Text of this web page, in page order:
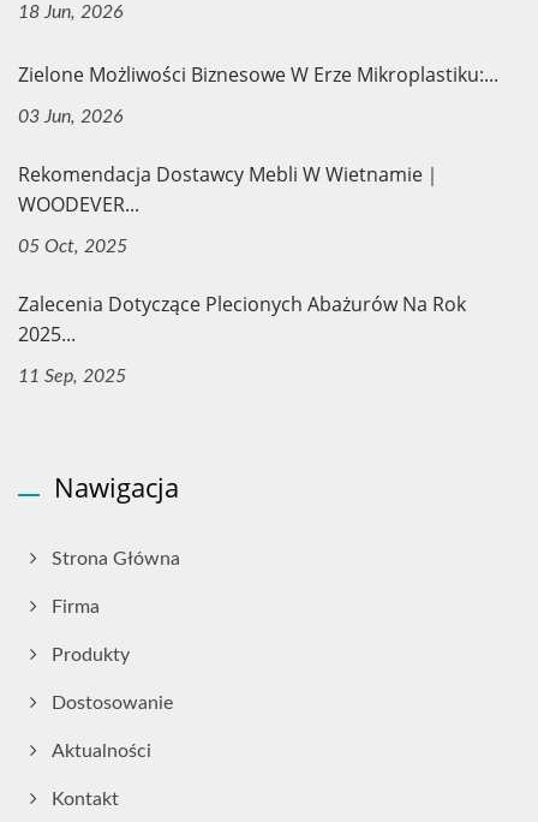
18 Jun, 2026
Zielone Możliwości Biznesowe W Erze Mikroplastiku:...
03 Jun, 2026
Rekomendacja Dostawcy Mebli W Wietnamie｜
WOODEVER...
05 Oct, 2025
Zalecenia Dotyczące Plecionych Abażurów Na Rok
2025...
11 Sep, 2025
Nawigacja
Strona Główna
Firma
Produkty
Dostosowanie
Aktualności
Kontakt